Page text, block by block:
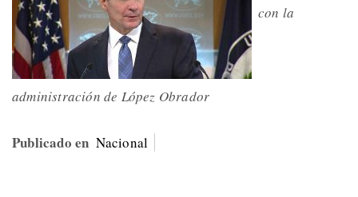
con la
administración de López Obrador
Publicado en Nacional